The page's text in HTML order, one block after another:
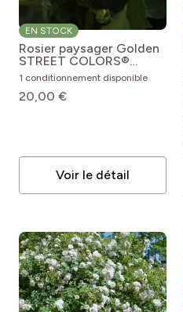
EN STOCK
Rosier paysager Golden
STREET COLORS®
Meisaxa Rosa x
floribunda 'Meisaxa'
Golden Street Colors®
1 conditionnement disponible
20,00 €
Voir le détail